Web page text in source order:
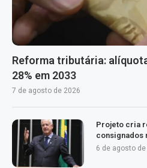
Reforma tributária:
28% em 2033
7 de agosto de 2026
Projeto cria
consignados
6 de agosto de